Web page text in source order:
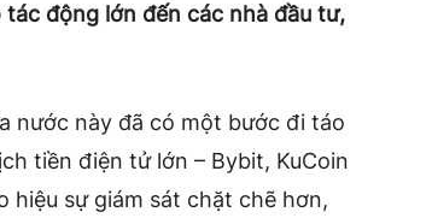
động lớn đến các nhà đầu tư,
nước này đã có một bước đi táo
tiền điện tử lớn – Bybit, KuCoin
hiệu sự giám sát chặt chẽ hơn,